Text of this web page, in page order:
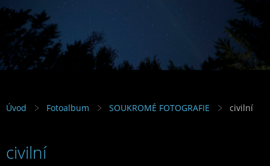
Úvod Fotoalbum SOUKROMÉ FOTOGRAFIE civilní
civilní